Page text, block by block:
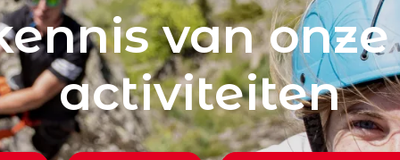
van
activiteiten